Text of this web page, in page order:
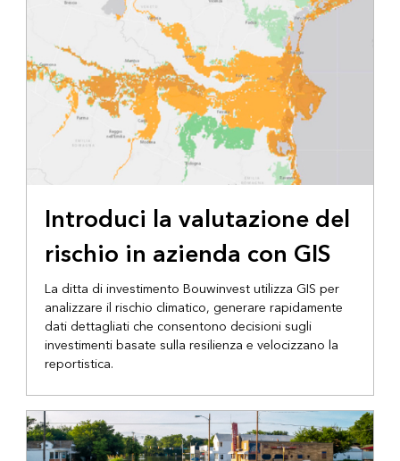
Introduci la valutazione del
rischio in azienda con GIS
La ditta di investimento Bouwinvest utilizza GIS per
analizzare il rischio climatico, generare rapidamente
dati dettagliati che consentono decisioni sugli
investimenti basate sulla resilienza e velocizzano la
reportistica.